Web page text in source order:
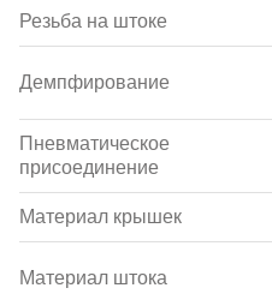
Резьба на штоке
Демпфирование
Пневматическое
присоединение
Материал крышек
Материал штока